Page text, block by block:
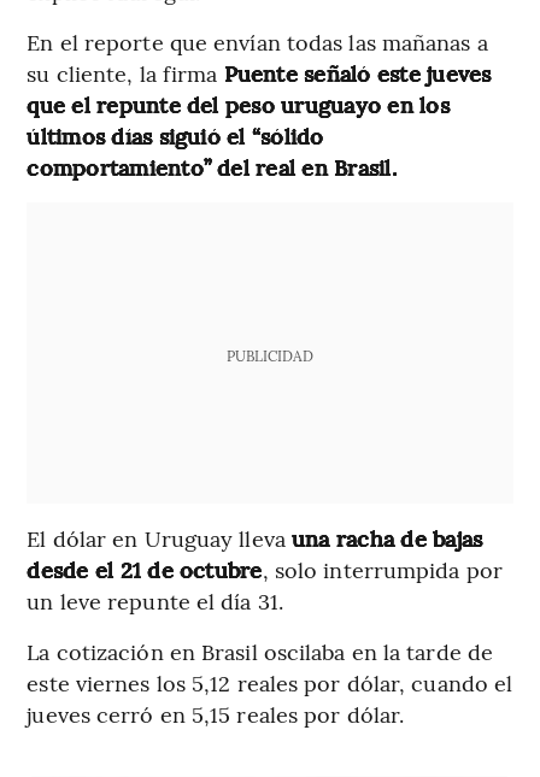
En el reporte que envían todas las mañanas a
su cliente, la firma Puente señaló este jueves
que el repunte del peso uruguayo en los
últimos días siguió el “sólido
comportamiento” del real en Brasil.
PUBLICIDAD
El dólar en Uruguay lleva una racha de bajas
desde el 21 de octubre, solo interrumpida por
un leve repunte el día 31.
La cotización en Brasil oscilaba en la tarde de
este viernes los 5,12 reales por dólar, cuando el
jueves cerró en 5,15 reales por dólar.